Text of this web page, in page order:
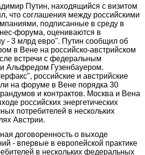
Путин, находящийся с визитом
что соглашения между российскими
подписанные в среду в
форума, оцениваются в
- 3 млрд евро". Путин сообщил об
в Вене на российско-австрийском
встречи с федеральным
Альфредом Гузенбауером.
российские и австрийские
на форуме в Вене порядка 30
и контрактов. Москва и Вена
российских энергетических
потребителей в нескольких
Австрии.
договоренность о выходе
- впервые в европейской практике
в нескольких федеральных